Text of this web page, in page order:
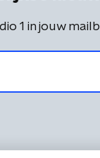
1 in jouw